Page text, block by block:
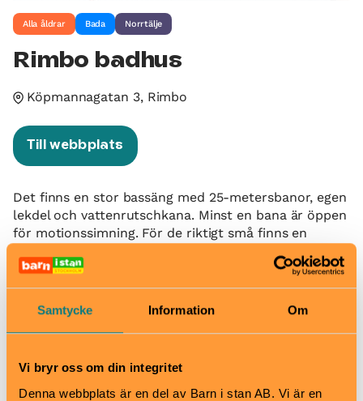
Samtycke Information Om
Vi bryr oss om din integritet
Denna webbplats är en del av Barn i stan AB. Vi är en
Alla åldrar Bada Norrtälje
Rimbo badhus
Köpmannagatan 3, Rimbo
Till webbplats
Det finns en stor bassäng med 25-metersbanor, egen
lekdel och vattenrutschkana. Minst en bana är öppen
för motionssimning. För de riktigt små finns en
grader. Det finns också en liten rehabbassäng med
varmare vatten, ca 32-33 grader. Rehabbassängen
används till stor del för simskolor, vattengympor,
sjukgymnastik och andra verksamheter. Ta med eget
hänglås till skåpet eller köp ett hos oss i kassan.
När
Se hemsida för öppettider